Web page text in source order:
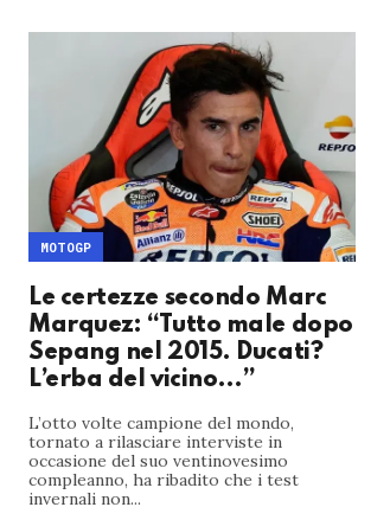
Le certezze secondo Marc
Marquez: “Tutto male dopo
Sepang nel 2015. Ducati?
L’erba del vicino…”
L’otto volte campione del mondo,
tornato a rilasciare interviste in
occasione del suo ventinovesimo
compleanno, ha ribadito che i test
invernali non...
MOTOGP